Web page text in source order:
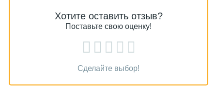
Хотите оставить отзыв?
Поставьте свою оценку!
Сделайте выбор!